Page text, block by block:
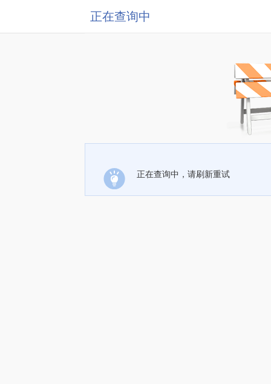
正在查询中
正在查询中，请刷新重试